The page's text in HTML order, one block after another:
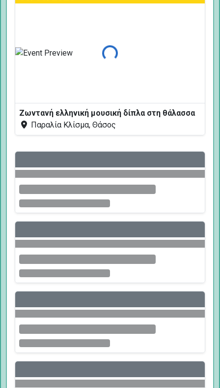
Φόρτωση...
Ζωντανή ελληνική μουσική δίπλα στη θάλασσα
Παραλία Κλίσμα, Θάσος